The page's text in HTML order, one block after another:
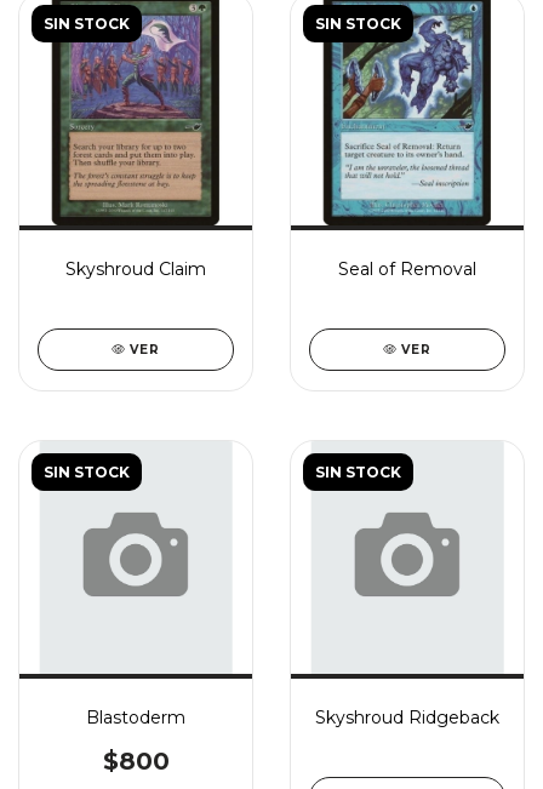
SIN STOCK
Skyshroud Claim
VER
SIN STOCK
Seal of Removal
VER
SIN STOCK
Blastoderm
$800
SIN STOCK
Skyshroud Ridgeback